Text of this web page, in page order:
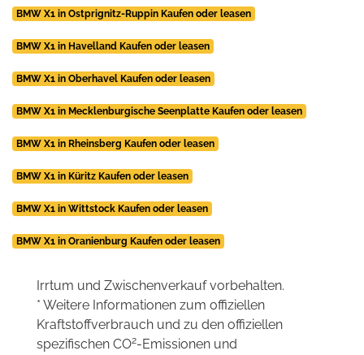
BMW X1 in Ostprignitz-Ruppin Kaufen oder leasen
BMW X1 in Havelland Kaufen oder leasen
BMW X1 in Oberhavel Kaufen oder leasen
BMW X1 in Mecklenburgische Seenplatte Kaufen oder leasen
BMW X1 in Rheinsberg Kaufen oder leasen
BMW X1 in Küritz Kaufen oder leasen
BMW X1 in Wittstock Kaufen oder leasen
BMW X1 in Oranienburg Kaufen oder leasen
Irrtum und Zwischenverkauf vorbehalten.
* Weitere Informationen zum offiziellen
Kraftstoffverbrauch und zu den offiziellen
spezifischen CO2-Emissionen und